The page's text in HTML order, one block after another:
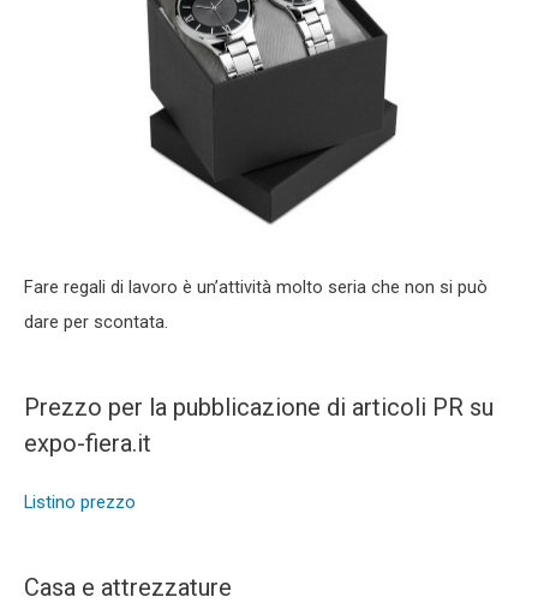
Fare regali di lavoro è un’attività molto seria che non si può
dare per scontata.
Prezzo per la pubblicazione di articoli PR su
expo-fiera.it
Listino prezzo
Casa e attrezzature